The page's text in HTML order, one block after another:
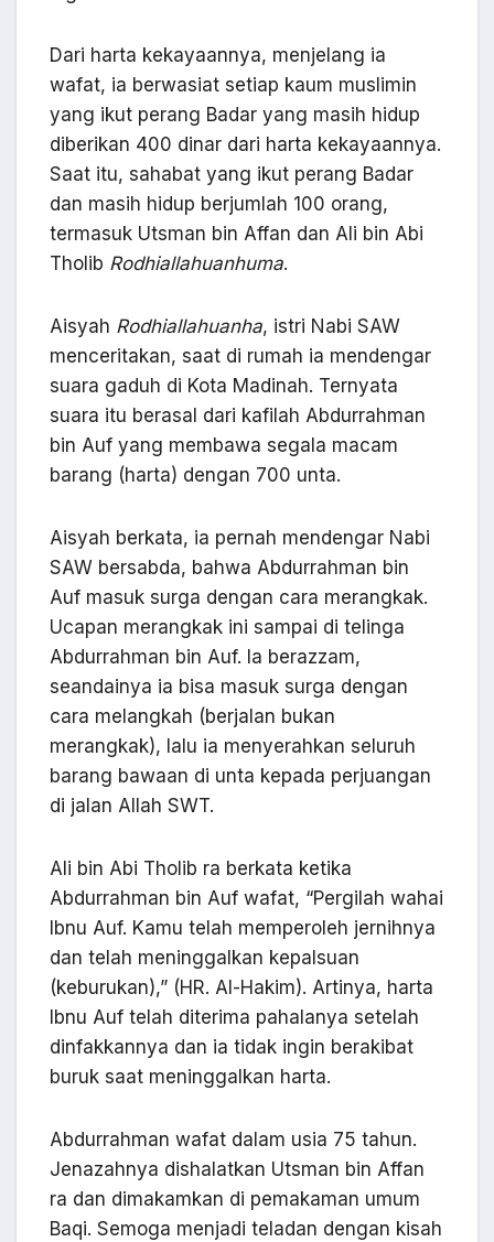
Dari harta kekayaannya, menjelang ia
wafat, ia berwasiat setiap kaum muslimin
yang ikut perang Badar yang masih hidup
diberikan 400 dinar dari harta kekayaannya.
Saat itu, sahabat yang ikut perang Badar
dan masih hidup berjumlah 100 orang,
termasuk Utsman bin Affan dan Ali bin Abi
Tholib Rodhiallahuanhuma.
Aisyah Rodhiallahuanha, istri Nabi SAW
menceritakan, saat di rumah ia mendengar
suara gaduh di Kota Madinah. Ternyata
suara itu berasal dari kafilah Abdurrahman
bin Auf yang membawa segala macam
barang (harta) dengan 700 unta.
Aisyah berkata, ia pernah mendengar Nabi
SAW bersabda, bahwa Abdurrahman bin
Auf masuk surga dengan cara merangkak.
Ucapan merangkak ini sampai di telinga
Abdurrahman bin Auf. Ia berazzam,
seandainya ia bisa masuk surga dengan
cara melangkah (berjalan bukan
merangkak), lalu ia menyerahkan seluruh
barang bawaan di unta kepada perjuangan
di jalan Allah SWT.
Ali bin Abi Tholib ra berkata ketika
Abdurrahman bin Auf wafat, “Pergilah wahai
Ibnu Auf. Kamu telah memperoleh jernihnya
dan telah meninggalkan kepalsuan
(keburukan),” (HR. Al-Hakim). Artinya, harta
Ibnu Auf telah diterima pahalanya setelah
dinfakkannya dan ia tidak ingin berakibat
buruk saat meninggalkan harta.
Abdurrahman wafat dalam usia 75 tahun.
Jenazahnya dishalatkan Utsman bin Affan
ra dan dimakamkan di pemakaman umum
Baqi. Semoga menjadi teladan dengan kisah